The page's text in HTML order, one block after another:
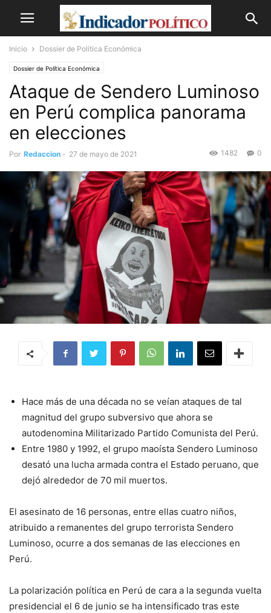
Inicio Dossier de Política Económica
Dossier de Política Económica
Ataque de Sendero Luminoso
en Perú complica panorama
en elecciones
Por Redaccion - 27 de mayo de 2021 0
1482
Hace más de una década no se veían ataques de tal
magnitud del grupo subversivo que ahora se
autodenomina Militarizado Partido Comunista del Perú.
Entre 1980 y 1992, el grupo maoísta Sendero Luminoso
desató una lucha armada contra el Estado peruano, que
dejó alrededor de 70 mil muertos.
El asesinato de 16 personas, entre ellas cuatro niños,
atribuido a remanentes del grupo terrorista Sendero
Luminoso, ocurre a dos semanas de las elecciones en
Perú.
La polarización política en Perú de cara a la segunda vuelta
presidencial el 6 de junio se ha intensificado tras este